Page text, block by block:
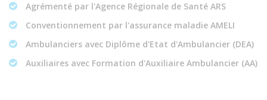
Agrémenté par l'Agence Régionale de Santé ARS
Conventionnement par l'assurance maladie AMELI
Ambulanciers avec Diplôme d'Etat d'Ambulancier (DEA)
Auxiliaires avec Formation d'Auxiliaire Ambulancier (AA)